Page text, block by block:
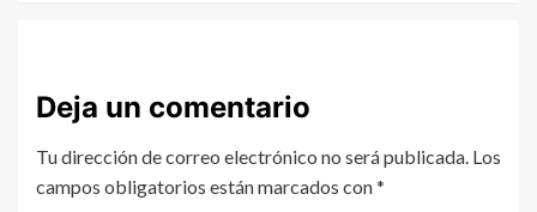
Deja un comentario
Tu dirección de correo electrónico no será publicada. Los
campos obligatorios están marcados con*